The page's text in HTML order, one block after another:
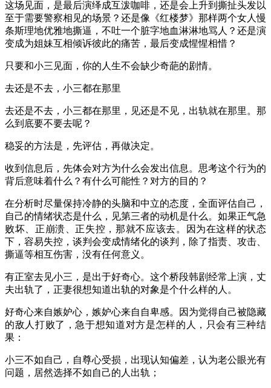
这场见面，是最后演绎成互泼咖啡，还是会上升到撕扯头发以
至于需要警察相见的场景？还是像《红楼梦》那样两个女人慢
条斯理地优雅地撕逼，不吐一个脏字地血淋淋地骂人？还是演
变成为姐妹互相倾诉彼此的痛苦，最后变成惺惺相惜？
只要和小三见面，你的人生不会缺少奇葩的剧情。
去还是不去，小三都在那里
去还是不去，小三都在那里，见还是不见，出轨就在那里。那
么到底要不要去呢？
稳妥的方法是，先评估，再做决定。
收到信息后，先体会对方为什么会发出信息。思考这个行为的
背后意味着什么？有什么可能性？对方的目的？
在分析时尽量保持冷静的头脑和中立的态度，全面评估自己，
自己的情绪状态是什么，见第三者的动机是什么。如果正气急
败坏、正崩溃、正失控，那就不应该去。因为在这样的状态
下，容易失控，谈判会变成情绪化的谈判，除了指责、攻击、
撕逼等相互伤害，没有任何意义。
有正室去见小三，是出于好奇心。这个桥段韩剧经常上演，丈
夫出轨了，正妻很想知道出轨的对象是个什么样的人。
好奇心来自嫉妒心，嫉妒心来自自卑感。因为觉得自己被隐藏
的敌人打败了，急于想知道对方是怎样的人，只会有三种结
果：
小三不如自己，自尊心受损，出现认知偏差，认为老公眼光有
问题，居然选择不如自己的人出轨；